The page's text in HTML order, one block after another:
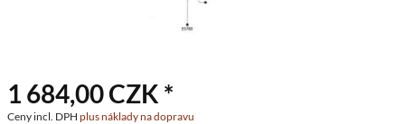
1 684,00 CZK *
Ceny incl. DPH plus náklady na dopravu